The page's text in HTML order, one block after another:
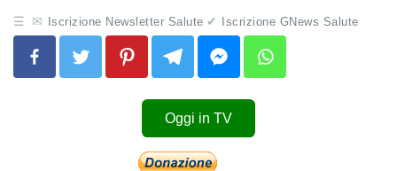
Iscrizione Newsletter Salute Iscrizione GNews Salute
Oggi in TV